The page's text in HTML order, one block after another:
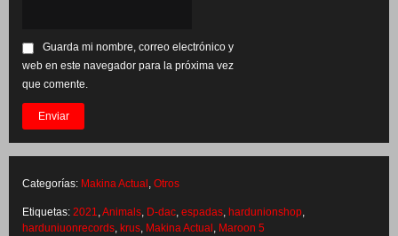
Guarda mi nombre, correo electrónico y
web en este navegador para la próxima vez
que comente.
Categorías: Makina Actual Otros
Etiquetas: 2021 Animals D-dac espadas hardunionshop
harduniuonrecords krus Makina Actual Maroon 5